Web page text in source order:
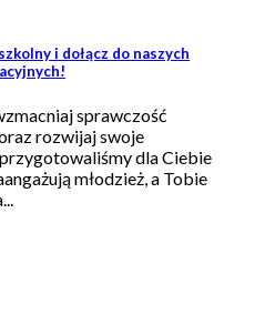
i dołącz do naszych
sprawczość
rozwijaj swoje
dla Ciebie
młodzież, a Tobie